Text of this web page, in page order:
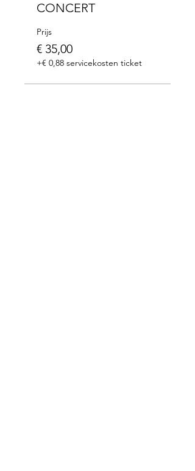
CONCERT
Prijs
€ 35,00
+€ 0,88 servicekosten ticket